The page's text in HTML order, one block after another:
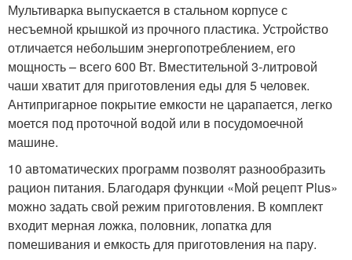
Мультиварка выпускается в стальном корпусе с
несъемной крышкой из прочного пластика. Устройство
отличается небольшим энергопотреблением, его
мощность – всего 600 Вт. Вместительной 3-литровой
чаши хватит для приготовления еды для 5 человек.
Антипригарное покрытие емкости не царапается, легко
моется под проточной водой или в посудомоечной
машине.
10 автоматических программ позволят разнообразить
рацион питания. Благодаря функции «Мой рецепт Plus»
можно задать свой режим приготовления. В комплект
входит мерная ложка, половник, лопатка для
помешивания и емкость для приготовления на пару.